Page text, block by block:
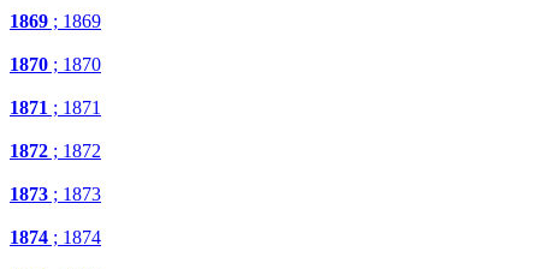
1869 ; 1869
1870 ; 1870
1871 ; 1871
1872 ; 1872
1873 ; 1873
1874 ; 1874